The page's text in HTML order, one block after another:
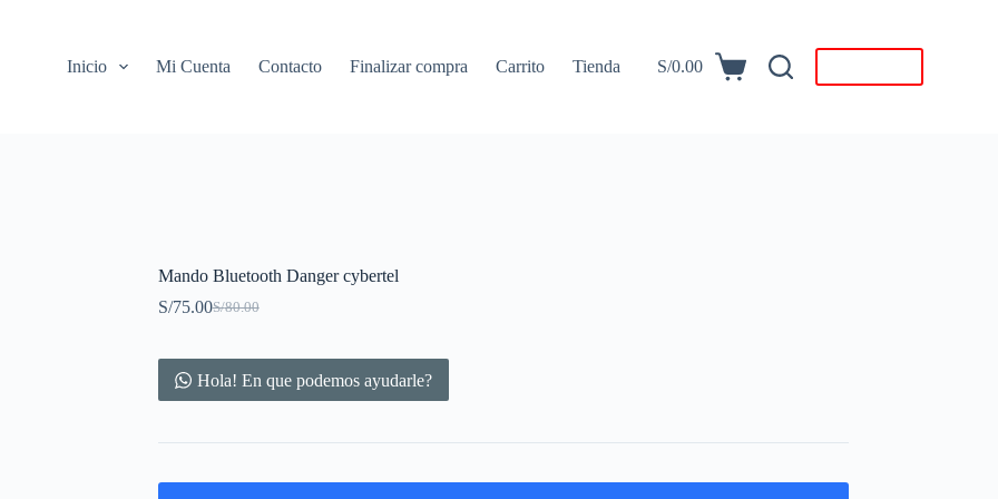
Inicio Mi Cuenta Contacto Finalizar compra Carrito Tienda
Carro
S/0.00
Mando Bluetooth Danger cybertel
S/80.00
Original
was:
S/80.00.
S/75.00Current
is:
S/75.00.
Hola! En que podemos ayudarle?